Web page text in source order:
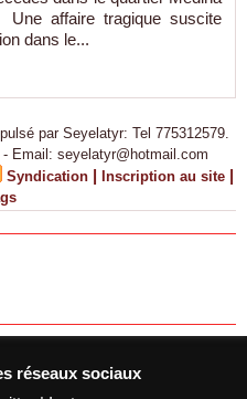
affaire tragique suscite
dans le...
par Seyelatyr: Tel 775312579.
Email: seyelatyr@hotmail.com
Syndication | Inscription au site |
réseaux sociaux